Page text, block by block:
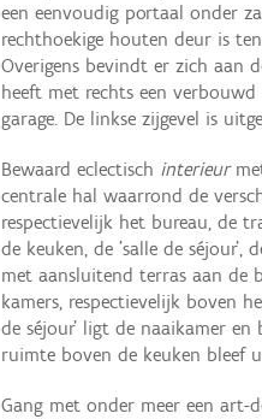
een eenvoudig portaal onder
rechthoekige houten deur is
Overigens bevindt er zich aan
heeft met rechts een
garage. De linkse zijgevel is
Bewaard eclectisch interieur
centrale hal waarrond de
respectievelijk het bureau, de
de keuken, de 'salle de séjour',
met aansluitend terras aan de
kamers, respectievelijk boven
de séjour' ligt de naaikamer
ruimte boven de keuken bleef
Gang met onder meer een